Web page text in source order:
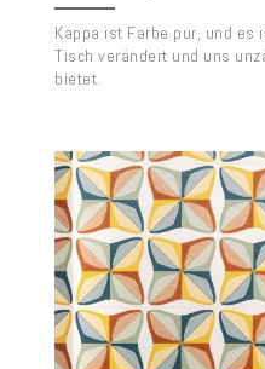
Kappa ist Farbe pur, und es
Tisch verändert und uns
bietet.